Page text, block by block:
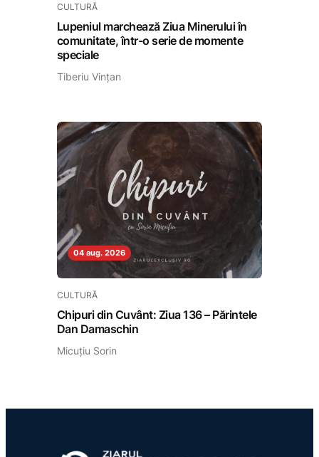
CULTURĂ
Lupeniul marchează Ziua Minerului în
comunitate, într-o serie de momente
speciale
Tiberiu Vințan
04 aug. 2026
CULTURĂ
Chipuri din Cuvânt: Ziua 136 – Părintele
Dan Damaschin
Micuțiu Sorin